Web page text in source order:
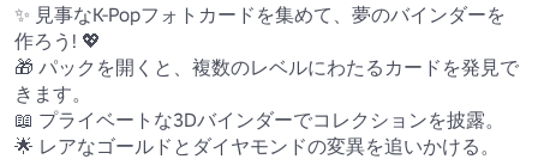
✨ 見事なK-Popフォトカードを集めて、夢のバインダーを
作ろう! 💖
🎁 パックを開くと、複数のレベルにわたるカードを発見で
きます。
📖 プライベートな3Dバインダーでコレクションを披露。
🌟 レアなゴールドとダイヤモンドの変異を追いかける。